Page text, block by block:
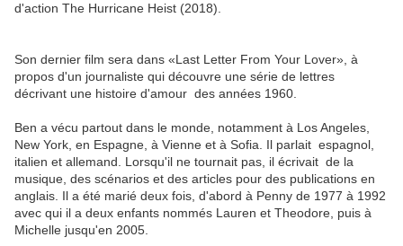
d'action The Hurricane Heist (2018).
Son dernier film sera dans «Last Letter From Your Lover», à
propos d'un journaliste qui découvre une série de lettres
décrivant une histoire d'amour des années 1960.
Ben a vécu partout dans le monde, notamment à Los Angeles,
New York, en Espagne, à Vienne et à Sofia.
Il parlait espagnol,
italien et allemand.
Lorsqu'il ne tournait pas, il écrivait de la
musique, des scénarios et des articles pour des publications en
anglais. Il a été marié deux fois, d'abord à Penny de 1977 à 1992
avec qui il a deux enfants nommés Lauren et Theodore, puis à
Michelle jusqu'en 2005.